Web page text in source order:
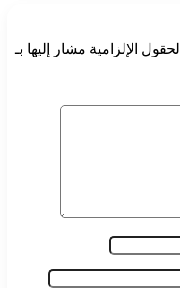
الحقول الإلزامية مشار إليها بـ